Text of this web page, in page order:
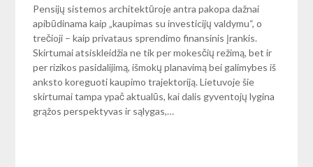
Pensijų sistemos architektūroje antra pakopa dažnai
apibūdinama kaip „kaupimas su investicijų valdymu“, o
trečioji – kaip privataus sprendimo finansinis įrankis.
Skirtumai atsiskleidžia ne tik per mokesčių režimą, bet ir
per rizikos pasidalijimą, išmokų planavimą bei galimybes iš
anksto koreguoti kaupimo trajektoriją. Lietuvoje šie
skirtumai tampa ypač aktualūs, kai dalis gyventojų lygina
grąžos perspektyvas ir sąlygas,…